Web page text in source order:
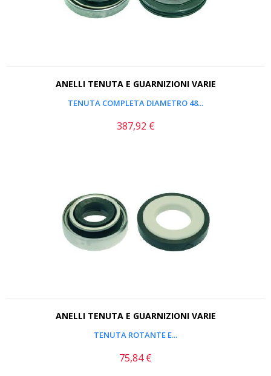
ANELLI TENUTA E GUARNIZIONI VARIE
TENUTA COMPLETA DIAMETRO 48...
Prezzo
387,92 €
ANELLI TENUTA E GUARNIZIONI VARIE
TENUTA ROTANTE E...
Prezzo
75,84 €